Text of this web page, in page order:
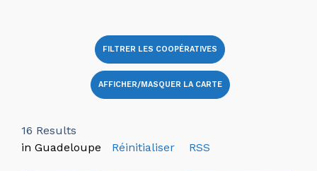
FILTRER LES COOPÉRATIVES
AFFICHER/MASQUER LA CARTE
16 Results
in Guadeloupe
Réinitialiser RSS